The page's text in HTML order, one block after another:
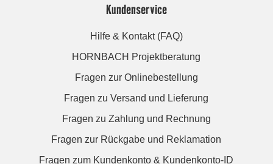
Kundenservice
Hilfe & Kontakt (FAQ)
HORNBACH Projektberatung
Fragen zur Onlinebestellung
Fragen zu Versand und Lieferung
Fragen zu Zahlung und Rechnung
Fragen zur Rückgabe und Reklamation
Fragen zum Kundenkonto & Kundenkonto-ID